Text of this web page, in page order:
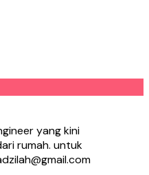
yang kini
rumah. untuk